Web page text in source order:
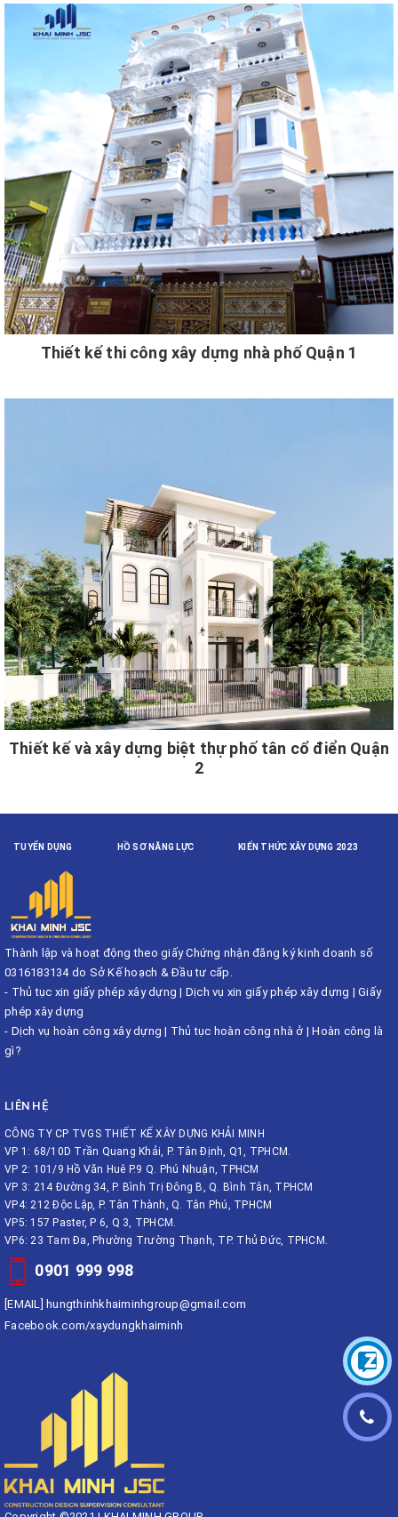
Thiết kế thi công xây dựng nhà phố Quận 1
Thiết kế và xây dựng biệt thự phố tân cổ điển Quận
2
TUYỂN DỤNG HỒ SƠ NĂNG LỰC KIẾN THỨC XÂY DỰNG 2023
Thành lập và hoạt động theo giấy Chứng nhận đăng ký kinh doanh số
0316183134 do Sở Kế hoạch & Đầu tư cấp.
- Thủ tục xin giấy phép xây dựng | Dịch vụ xin giấy phép xây dựng | Giấy
phép xây dựng
- Dịch vụ hoàn công xây dựng | Thủ tục hoàn công nhà ở |Hoàn công là
gì?
LIÊN HỆ
CÔNG TY CP TVGS THIẾT KẾ XÂY DỰNG KHẢI MINH
VP 1: 68/10D Trần Quang Khải, P. Tân Định, Q1, TPHCM.
VP 2: 101/9 Hồ Văn Huê P.9 Q. Phú Nhuận, TPHCM
VP 3: 214 Đường 34, P. Bình Trị Đông B, Q. Bình Tân, TPHCM
VP4: 212 Độc Lập, P. Tân Thành, Q. Tân Phú, TPHCM
VP5: 157 Paster, P 6, Q 3, TPHCM.
VP6: 23 Tam Đa, Phường Trường Thạnh, TP. Thủ Đức, TPHCM.
0901 999 998
[EMAIL] hungthinhkhaiminhgroup@gmail.com
Facebook.com/xaydungkhaiminh